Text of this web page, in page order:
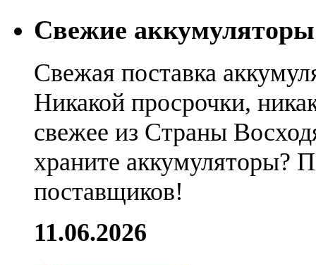
Свежие
Свежая поставка
Никакой просрочки,
свежее из Страны
храните аккумуляторы?
поставщиков!
11.06.2026